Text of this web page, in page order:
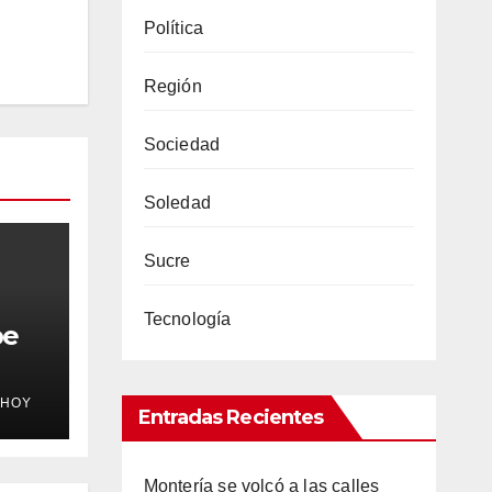
Política
Región
Sociedad
Soledad
Sucre
Tecnología
Entradas Recientes
Montería se volcó a las calles